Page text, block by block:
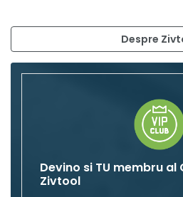
Despre
Devino si TU membru al
Zivtool